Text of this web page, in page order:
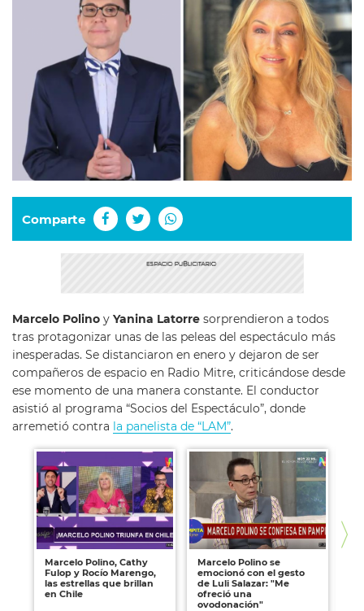
Comparte
Marcelo Polino y Yanina Latorre sorprendieron a todos
tras protagonizar unas de las peleas del espectáculo más
inesperadas. Se distanciaron en enero y dejaron de ser
compañeros de espacio en Radio Mitre, criticándose desde
ese momento de una manera constante. El conductor
asistió al programa “Socios del Espectáculo”, donde
arremetió contra la panelista de “LAM”.
Marcelo Polino, Cathy
Fulop y Rocío Marengo,
las estrellas que brillan
en Chile
Marcelo Polino se
emocionó con el gesto
de Luli Salazar: "Me
ofreció una
ovodonación"